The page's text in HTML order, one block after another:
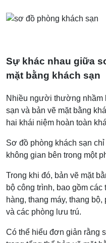
Sự khác nhau giữa
mặt bằng khách sạn
Nhiều người thường nhầm
sạn và bản vẽ mặt bằng
hai khái niệm hoàn toàn
Sơ đồ phòng khách sạn
không gian bên trong một
Trong khi đó, bản vẽ mặt
bộ công trình, bao gồm
hàng, thang máy, thang
và các phòng lưu trú.
Có thể hiểu đơn giản rằng